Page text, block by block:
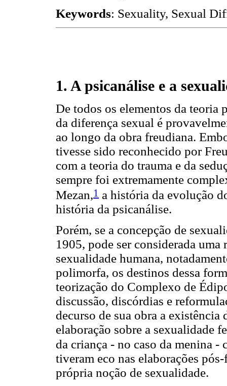
Keywords: Sexuality, Sexual
1. A psicanálise e a
De todos os elementos da teoria
da diferença sexual é
ao longo da obra freudiana.
tivesse sido reconhecido por
com a teoria do trauma e da
sempre foi extremamente
Mezan,1 a história da evolução
história da psicanálise.
Porém, se a concepção de
1905, pode ser considerada
sexualidade humana,
polimorfa, os destinos dessa
teorização do Complexo de
discussão, discórdias e
decurso de sua obra a
elaboração sobre a sexualidade
da criança - no caso da menina -
tiveram eco nas elaborações
própria noção de sexualidade.